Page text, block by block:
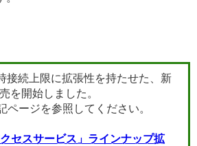
接続上限に拡張性を持たせた、新
を開始しました。
ページを参照してください。
セスサービス」ラインナップ拡